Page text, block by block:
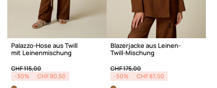
Palazzo-Hose aus Twill
mit Leinenmischung
Price reduced from
CHF 115,00to
-30%
CHF 80,50
Blazerjacke aus Leinen-
Twill-Mischung
Price reduced from
CHF 175,00to
-50%
CHF 87,50